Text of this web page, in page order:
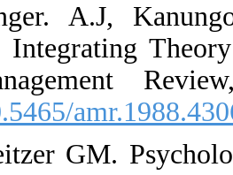
23. Conger. A.J,
Process:
Of
[DOI:10.5465/
24. Spreitzer GM.